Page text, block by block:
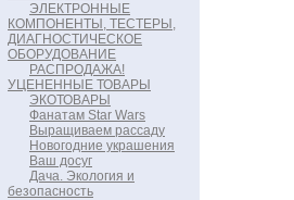
ЭЛЕКТРОННЫЕ
КОМПОНЕНТЫ, ТЕСТЕРЫ,
ДИАГНОСТИЧЕСКОЕ
ОБОРУДОВАНИЕ
РАСПРОДАЖА!
УЦЕНЕННЫЕ ТОВАРЫ
ЭКОТОВАРЫ
Фанатам Star Wars
Выращиваем рассаду
Новогодние украшения
Ваш досуг
Дача. Экология и
безопасность